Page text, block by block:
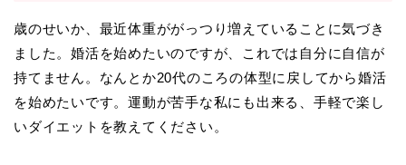
歳のせいか、最近体重ががっつり増えていることに気づき
ました。婚活を始めたいのですが、これでは自分に自信が
持てません。なんとか20代のころの体型に戻してから婚活
を始めたいです。運動が苦手な私にも出来る、手軽で楽し
いダイエットを教えてください。